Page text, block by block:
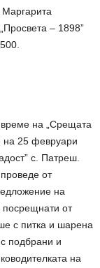
– 1898”
на „Срещата
на 25 февруари
с. Патреш.
от
на
от
с питка и шарена
подбрани и
на